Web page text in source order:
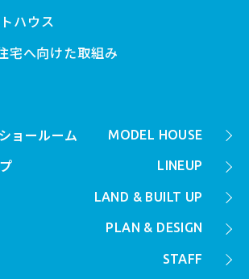
ハウス
宅へ向けた取組み
MODEL HOUSE
ョールーム
LINEUP
LAND & BUILT UP
PLAN & DESIGN
STAFF